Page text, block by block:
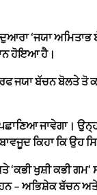
‘ਜਯਾ ਅਮਿਤਾਭ
ਹੋਇਆ ਹੈ।
ਜਯਾ ਬੱਚਨ ਬੋਲਤੇ ਤੋ
ਜਾਵੇਗਾ।
ਕਿਹਾ ਕਿ ਉਹ
‘ਕਭੀ ਖੁਸ਼ੀ ਕਭੀ
– ਅਭਿਸ਼ੇਕ ਬੱਚਨ